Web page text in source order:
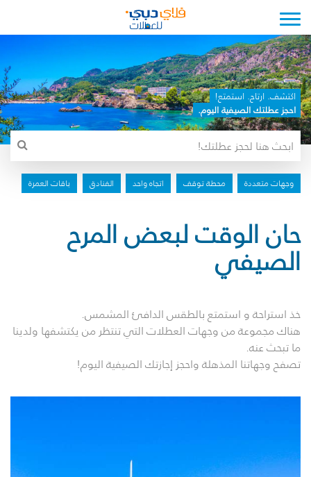
Toggle navigation
اكتشف. ارتاح. استمتع!
احجز عطلتك الصيفية اليوم.
وجهات متعددة محطة توقف اتجاه واحد الفنادق باقات العمرة
حان الوقت لبعض المرح
الصيفي
خذ استراحة و استمتع بالطقس الدافئ المشمس.
هناك مجموعة من وجهات العطلات التي تنتظر من يكتشفها ولدينا
ما تبحث عنه.
تصفح وجهاتنا المذهلة واحجز إجازتك الصيفية اليوم!